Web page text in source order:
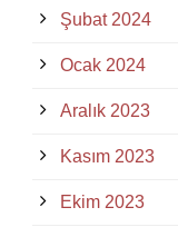
Şubat 2024
Ocak 2024
Aralık 2023
Kasım 2023
Ekim 2023